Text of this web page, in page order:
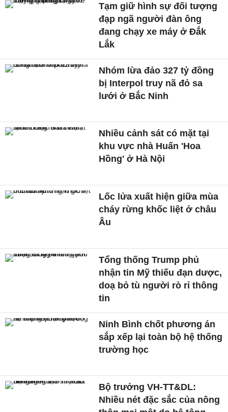
Tạm giữ hình sự đối tượng
đạp ngã người đàn ông
đang chạy xe máy ở Đắk
Lắk
Nhóm lừa đảo 327 tỷ đồng
bị Interpol truy nã đỏ sa
lưới ở Bắc Ninh
Nhiều cảnh sát có mặt tại
khu vực nhà Huấn 'Hoa
Hồng' ở Hà Nội
Lốc lửa xuất hiện giữa mùa
cháy rừng khốc liệt ở châu
Âu
Tổng thống Trump phủ
nhận tin Mỹ thiếu đạn dược,
doạ bỏ tù người rò rỉ thông
tin
Ninh Bình chốt phương án
sắp xếp lại toàn bộ hệ thống
trường học
Bộ trưởng VH-TT&DL:
Nhiều nét đặc sắc của nông